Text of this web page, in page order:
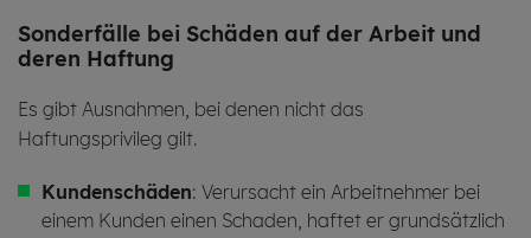
Son­der­fäl­le bei Schä­den auf der Ar­beit und
deren Haf­tung
Es gibt Ausnahmen, bei denen nicht das
Haftungsprivileg gilt.
Kundenschäden: Verursacht ein Arbeitnehmer bei
einem Kunden einen Schaden, haftet er grundsätzlich